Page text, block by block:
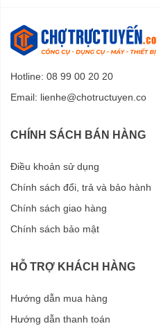
Hotline: 08 99 00 20 20
Email: lienhe@chotructuyen.co
CHÍNH SÁCH BÁN HÀNG
Điều khoản sử dụng
Chính sách đổi, trả và bảo hành
Chính sách giao hàng
Chính sách bảo mật
HỖ TRỢ KHÁCH HÀNG
Hướng dẫn mua hàng
Hướng dẫn thanh toán